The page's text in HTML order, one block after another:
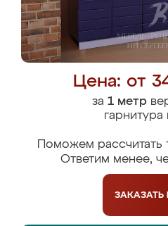
Цена: от
за 1 метр
гарнитура
Поможем рассчитать
Ответим менее,
ЗАКАЗАТЬ